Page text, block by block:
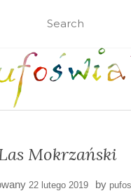
Mokrzański
22 lutego 2019 by